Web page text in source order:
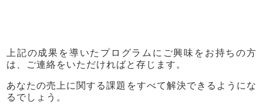
上記の成果を導いたプログラムにご興味をお持ちの方
は、ご連絡をいただければと存じます。
あなたの売上に関する課題をすべて解決できるようにな
るでしょう。